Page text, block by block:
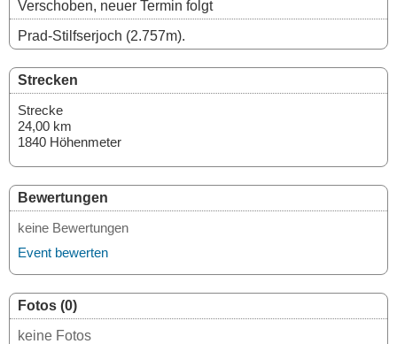
Verschoben, neuer Termin folgt
Prad-Stilfserjoch (2.757m).
Strecken
Strecke
24,00 km
1840 Höhenmeter
Bewertungen
keine Bewertungen
Event bewerten
Fotos (0)
keine Fotos